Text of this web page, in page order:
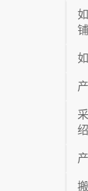
绍